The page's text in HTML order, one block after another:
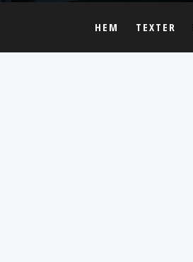
HEM TEXTER